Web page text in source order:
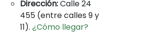
Dirección:Calle 24
455 (entre calles 9 y
11). ¿Cómo llegar?